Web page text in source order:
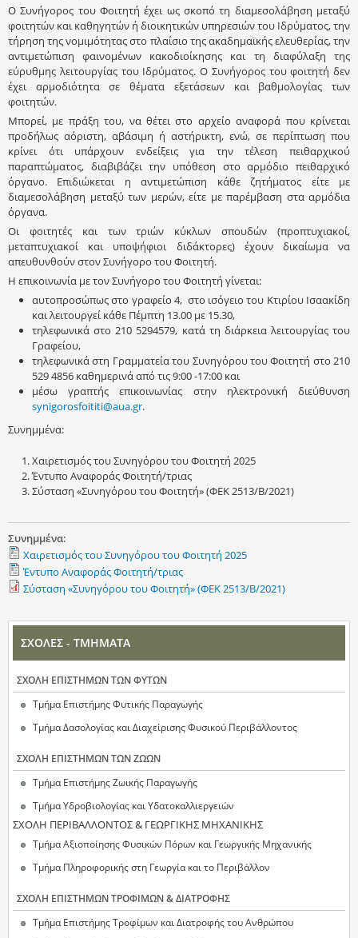
Ο Συνήγορος του Φοιτητή έχει ως σκοπό τη διαμεσολάβηση μεταξύ
φοιτητών και καθηγητών ή διοικητικών υπηρεσιών του Ιδρύματος, την
τήρηση της νομιμότητας στο πλαίσιο της ακαδημαϊκής ελευθερίας, την
αντιμετώπιση φαινομένων κακοδιοίκησης και τη διαφύλαξη της
εύρυθμης λειτουργίας του Ιδρύματος. Ο Συνήγορος του φοιτητή δεν
έχει αρμοδιότητα σε θέματα εξετάσεων και βαθμολογίας των
φοιτητών.
Μπορεί, με πράξη του, να θέτει στο αρχείο αναφορά που κρίνεται
προδήλως αόριστη, αβάσιμη ή αστήρικτη, ενώ, σε περίπτωση που
κρίνει ότι υπάρχουν ενδείξεις για την τέλεση πειθαρχικού
παραπτώματος, διαβιβάζει την υπόθεση στο αρμόδιο πειθαρχικό
όργανο. Επιδιώκεται η αντιμετώπιση κάθε ζητήματος είτε με
διαμεσολάβηση μεταξύ των μερών, είτε με παρέμβαση στα αρμόδια
όργανα.
Οι φοιτητές και των τριών κύκλων σπουδών (προπτυχιακοί,
μεταπτυχιακοί και υποψήφιοι διδάκτορες) έχουν δικαίωμα να
απευθυνθούν στον Συνήγορο του Φοιτητή.
Η επικοινωνία με τον Συνήγορο του Φοιτητή γίνεται:
αυτοπροσώπως στο γραφείο 4, στο ισόγειο του Κτιρίου Ισαακίδη
και λειτουργεί κάθε Πέμπτη 13.00 με 15.30,
τηλεφωνικά στο 210 5294579, κατά τη διάρκεια λειτουργίας του
Γραφείου,
τηλεφωνικά στη Γραμματεία του Συνηγόρου του Φοιτητή στο 210
529 4856 καθημερινά από τις 9:00 -17:00 και
μέσω γραπτής επικοινωνίας στην ηλεκτρονική διεύθυνση
synigorosfoititi@aua.gr.
Συνημμένα:
Χαιρετισμός του Συνηγόρου του Φοιτητή 2025
Έντυπο Αναφοράς Φοιτητή/τριας
Σύσταση «Συνηγόρου του Φοιτητή» (ΦΕΚ 2513/Β/2021)
Συνημμένα:
Χαιρετισμός του Συνηγόρου του Φοιτητή 2025
Έντυπο Αναφοράς Φοιτητή/τριας
Σύσταση «Συνηγόρου του Φοιτητή» (ΦΕΚ 2513/Β/2021)
ΣΧΟΛΕΣ - ΤΜΗΜΑΤΑ
ΣΧΟΛΗ ΕΠΙΣΤΗΜΩΝ ΤΩΝ ΦΥΤΩΝ
Τμήμα Επιστήμης Φυτικής Παραγωγής
Τμήμα Δασολογίας και Διαχείρισης Φυσικού Περιβάλλοντος
ΣΧΟΛΗ ΕΠΙΣΤΗΜΩΝ ΤΩΝ ΖΩΩΝ
Τμήμα Επιστήμης Ζωικής Παραγωγής
Τμήμα Υδροβιολογίας και Υδατοκαλλιεργειών
ΣΧΟΛΗ ΠΕΡΙΒΑΛΛΟΝΤΟΣ & ΓΕΩΡΓΙΚΗΣ ΜΗΧΑΝΙΚΗΣ
Τμήμα Αξιοποίησης Φυσικών Πόρων και Γεωργικής Μηχανικής
Τμήμα Πληροφορικής στη Γεωργία και το Περιβάλλον
ΣΧΟΛΗ ΕΠΙΣΤΗΜΩΝ ΤΡΟΦΙΜΩΝ & ΔΙΑΤΡΟΦΗΣ
Τμήμα Επιστήμης Τροφίμων και Διατροφής του Ανθρώπου